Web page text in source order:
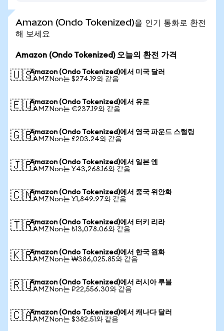
Amazon (Ondo Tokenized)을 인기 통화로 환전
해 보세요
Amazon (Ondo Tokenized) 오늘의 환전 가격
🇺🇸Amazon (Ondo Tokenized)에서 미국 달러
1 AMZNon는 $274.19와 같음
🇪🇺Amazon (Ondo Tokenized)에서 유로
1 AMZNon는 €237.19와 같음
🇬🇧Amazon (Ondo Tokenized)에서 영국 파운드 스털링
1 AMZNon는 £203.24와 같음
🇯🇵Amazon (Ondo Tokenized)에서 일본 엔
1 AMZNon는 ¥43,268.16와 같음
🇨🇳Amazon (Ondo Tokenized)에서 중국 위안화
1 AMZNon는 ¥1,849.97와 같음
🇹🇷Amazon (Ondo Tokenized)에서 터키 리라
1 AMZNon는 ₺13,078.06와 같음
🇰🇷Amazon (Ondo Tokenized)에서 한국 원화
1 AMZNon는 ₩386,025.85와 같음
🇷🇺Amazon (Ondo Tokenized)에서 러시아 루블
1 AMZNon는 ₽22,556.30와 같음
🇨🇦Amazon (Ondo Tokenized)에서 캐나다 달러
1 AMZNon는 $382.51와 같음